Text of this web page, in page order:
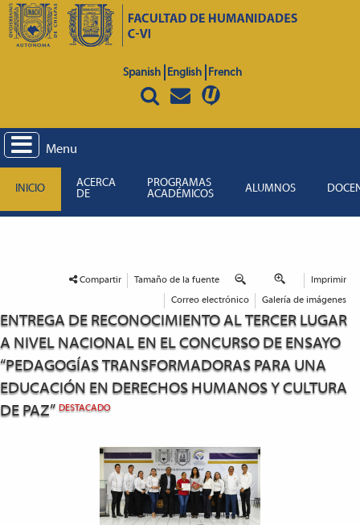
Spanish English French
Menu
INICIO
ACERCA
DE
PROGRAMAS
ACADÉMICOS
ALUMNOS
Compartir Tamaño de la fuente Imprimir
Correo electrónico Galería de imágenes
ENTREGA DE RECONOCIMIENTO AL TERCER LUGAR
A NIVEL NACIONAL EN EL CONCURSO DE ENSAYO
“PEDAGOGÍAS TRANSFORMADORAS PARA UNA
EDUCACIÓN EN DERECHOS HUMANOS Y CULTURA
DE PAZ” DESTACADO